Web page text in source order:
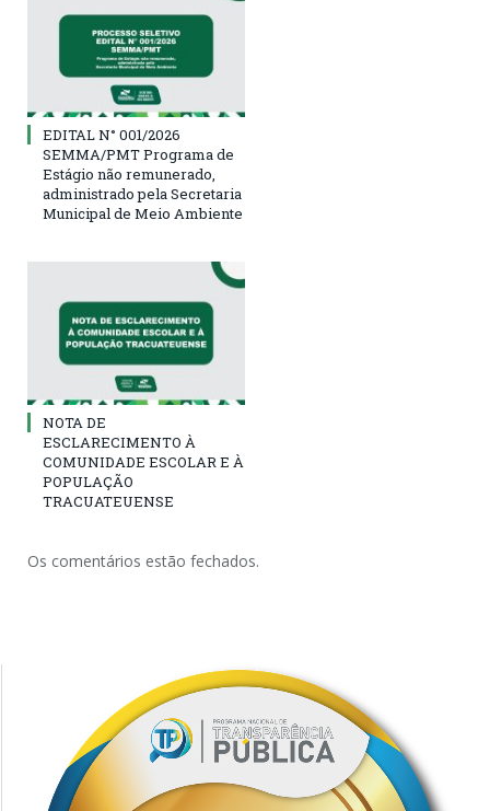
EDITAL N° 001/2026
SEMMA/PMT Programa de
Estágio não remunerado,
administrado pela Secretaria
Municipal de Meio Ambiente
NOTA DE
ESCLARECIMENTO À
COMUNIDADE ESCOLAR E À
POPULAÇÃO
TRACUATEUENSE
Os comentários estão fechados.